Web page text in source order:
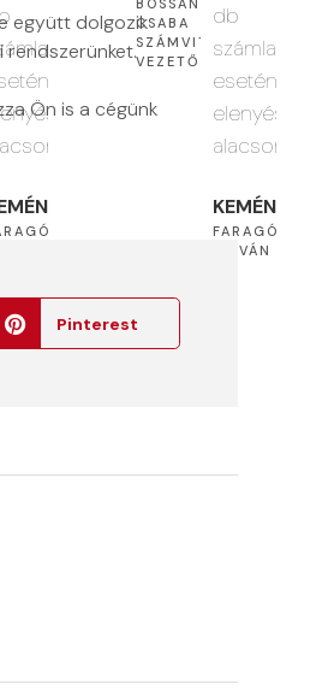
együtt dolgozik
rendszerünket.
Ön is a cégünk
Pinterest